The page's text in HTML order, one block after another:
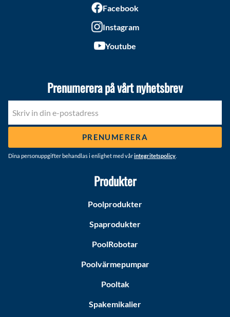
Facebook
Instagram
Youtube
Prenumerera på vårt nyhetsbrev
PRENUMERERA
Dina personuppgifter behandlas i enlighet med vårintegritetspolicy
Produkter
Poolprodukter
Spaprodukter
PoolRobotar
Poolvärmepumpar
Pooltak
Spakemikalier